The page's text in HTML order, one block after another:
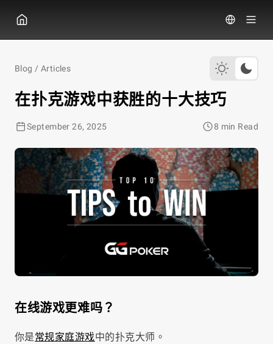
Blog / Articles
在扑克游戏中获胜的十大技巧
September 26, 2025 8 min Read
在线游戏更难吗？
你是常规家庭游戏中的扑克大师。